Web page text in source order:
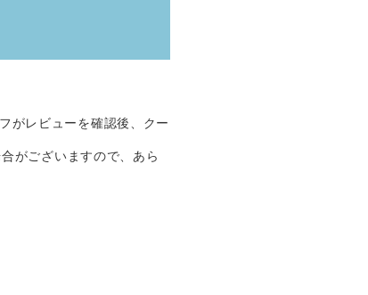
がレビューを確認後、クー
がございますので、あら